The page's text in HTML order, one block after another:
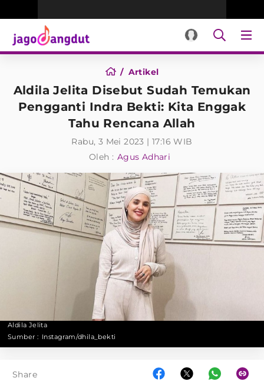
Artikel
Aldila Jelita Disebut Sudah Temukan
Pengganti Indra Bekti: Kita Enggak
Tahu Rencana Allah
Rabu, 3 Mei 2023 | 17:16 WIB
Oleh : Agus Adhari
Aldila Jelita
Sumber : Instagram/dhila_bekti
Share